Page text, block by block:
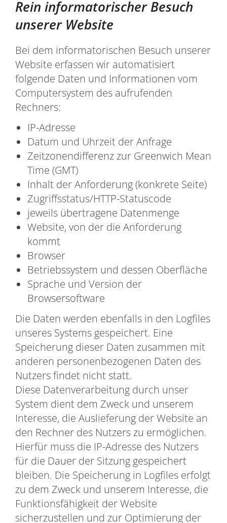
Rein informatorischer Besuch
unserer Website
Bei dem informatorischen Besuch unserer
Website erfassen wir automatisiert
folgende Daten und Informationen vom
Computersystem des aufrufenden
Rechners:
IP-Adresse
Datum und Uhrzeit der Anfrage
Zeitzonendifferenz zur Greenwich Mean
Time (GMT)
Inhalt der Anforderung (konkrete Seite)
Zugriffsstatus/HTTP-Statuscode
jeweils übertragene Datenmenge
Website, von der die Anforderung
kommt
Browser
Betriebssystem und dessen Oberfläche
Sprache und Version der
Browsersoftware
Die Daten werden ebenfalls in den Logfiles
unseres Systems gespeichert. Eine
Speicherung dieser Daten zusammen mit
anderen personenbezogenen Daten des
Nutzers findet nicht statt.
Diese Datenverarbeitung durch unser
System dient dem Zweck und unserem
Interesse, die Auslieferung der Website an
den Rechner des Nutzers zu ermöglichen.
Hierfür muss die IP-Adresse des Nutzers
für die Dauer der Sitzung gespeichert
bleiben. Die Speicherung in Logfiles erfolgt
zu dem Zweck und unserem Interesse, die
Funktionsfähigkeit der Website
sicherzustellen und zur Optimierung der